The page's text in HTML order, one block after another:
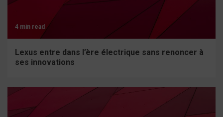
4 min read
Lexus entre dans l’ère électrique sans renoncer à
ses innovations